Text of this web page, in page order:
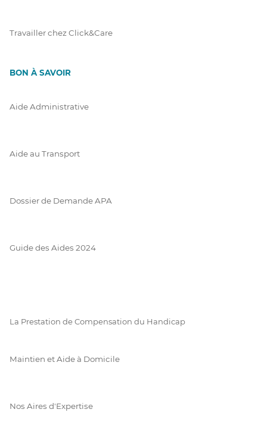
Travailler chez Click&Care
BON À SAVOIR
Aide Administrative
Aide au Transport
Dossier de Demande APA
Guide des Aides 2024
La Prestation de Compensation du Handicap
Maintien et Aide à Domicile
Nos Aires d'Expertise